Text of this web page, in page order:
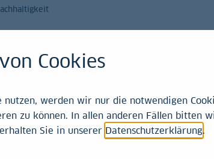
Cookies
nutzen, werden wir nur die notwendigen
zu können. In allen anderen Fällen bitten
Sie in unserer Datenschutzerklärung.